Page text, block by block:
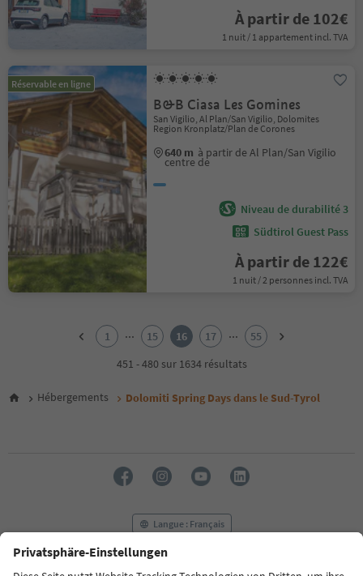
À partir de 102€
1 nuit / 1 appartement incl. TVA
Réservable en ligne
B&B Ciasa Les Gomines
San Vigilio, Al Plan/San Vigilio, Dolomites
Region Kronplatz/Plan de Corones
640 m à partir de Al Plan/San Vigilio
centre de
Niveau de durabilité 3
Südtirol Guest Pass
À partir de 122€
1 nuit / 2 personnes incl. TVA
6
16
17
1 ... 15 16 17 ...
55
451 - 480 sur 1634 résultats
Hébergements Dolomiti Spring Days dans le Sud-Tyrol
Langue : Français
FAQ Contactez-nous Presse MICE